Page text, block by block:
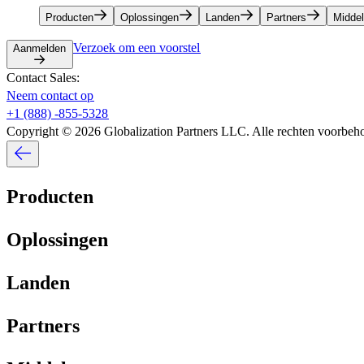
Producten​​ Oplossingen​​ Landen​​ Partners​​
Aanmelden​​ Verzoek om een voorstel​​
Contact Sales:​​
Neem contact op​​
+1 (888) -855-5328​​
Copyright © 2026 Globalization Partners LLC. Alle rechten
Producten​​
Oplossingen​​
Landen​​
Partners​​